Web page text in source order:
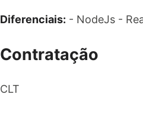
Diferenciais: - NodeJs -
Contratação
CLT